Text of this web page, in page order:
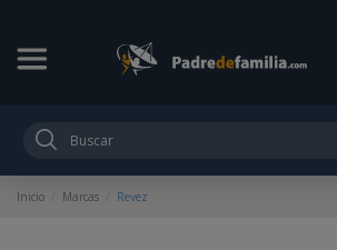
Inicio Marcas Revez